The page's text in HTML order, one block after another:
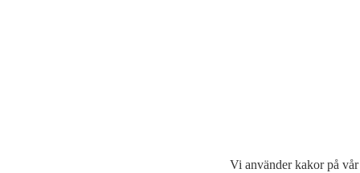
Vi använder kakor på